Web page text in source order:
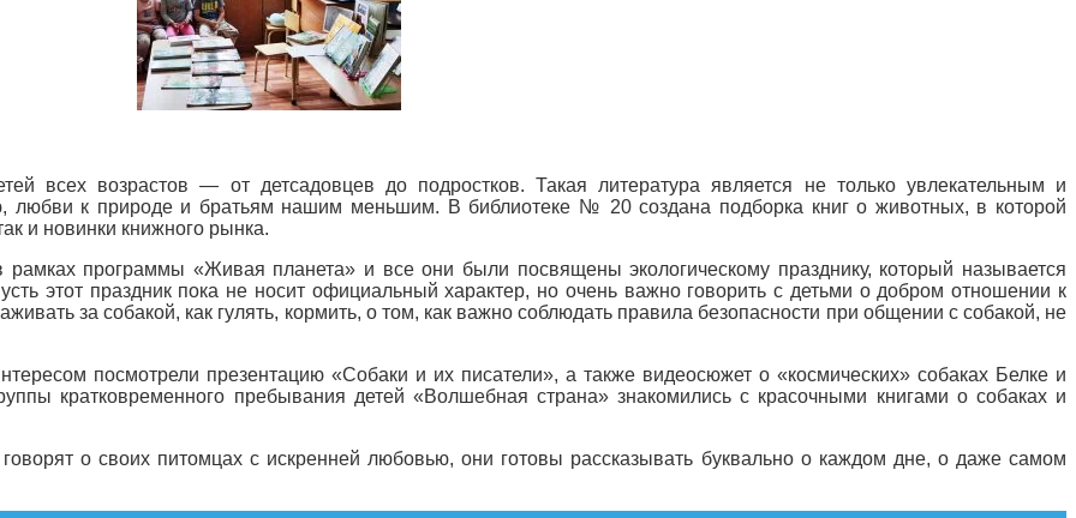
всех возрастов — от детсадовцев до подростков. Такая литература является не только увлекательным и
любви к природе и братьям нашим меньшим. В библиотеке № 20 создана подборка книг о животных, в которой
и новинки книжного рынка.
программы «Живая планета» и все они были посвящены экологическому празднику, который называется
этот праздник пока не носит официальный характер, но очень важно говорить с детьми о добром отношении к
за собакой, как гулять, кормить, о том, как важно соблюдать правила безопасности при общении с собакой, не
посмотрели презентацию «Собаки и их писатели», а также видеосюжет о «космических» собаках Белке и
кратковременного пребывания детей «Волшебная страна» знакомились с красочными книгами о собаках и
говорят о своих питомцах с искренней любовью, они готовы рассказывать буквально о каждом дне, о даже самом